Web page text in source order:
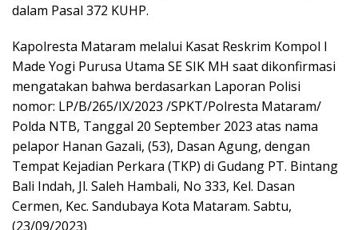
dalam Pasal 372 KUHP.
Kapolresta Mataram melalui Kasat Reskrim Kompol I
Made Yogi Purusa Utama SE SIK MH saat dikonfirmasi
mengatakan bahwa berdasarkan Laporan Polisi
nomor: LP/B/265/IX/2023 /SPKT/Polresta Mataram/
Polda NTB, Tanggal 20 September 2023 atas nama
pelapor Hanan Gazali, (53), Dasan Agung, dengan
Tempat Kejadian Perkara (TKP) di Gudang PT. Bintang
Bali Indah, Jl. Saleh Hambali, No 333, Kel. Dasan
Cermen, Kec. Sandubaya Kota Mataram. Sabtu,
(23/09/2023)